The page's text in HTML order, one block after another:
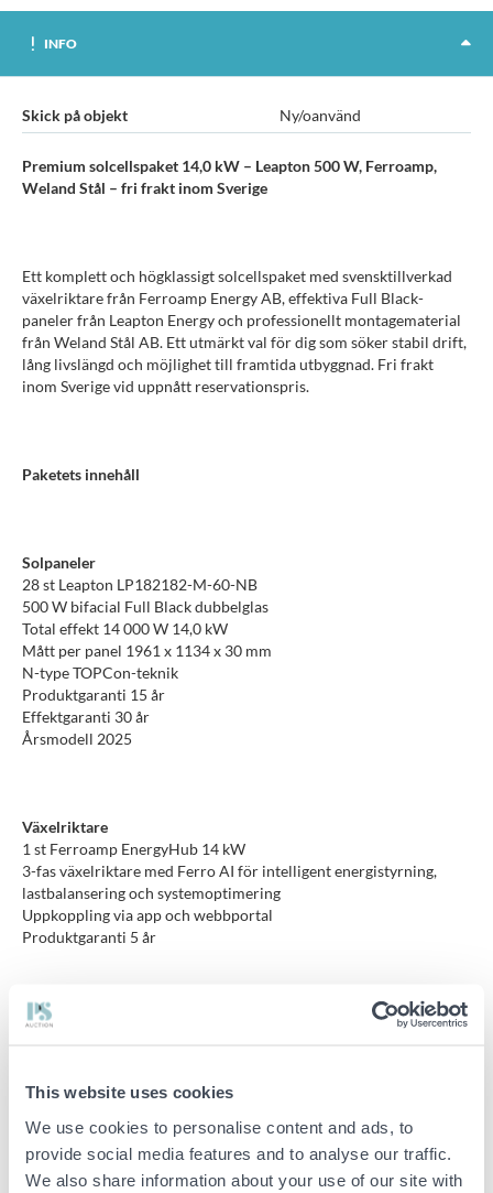
This website uses cookies
We use cookies to personalise content and ads, to
provide social media features and to analyse our traffic.
We also share information about your use of our site with
INFO
Skick på objekt Ny/oanvänd
Premium solcellspaket 14,0 kW – Leapton 500 W, Ferroamp,
Weland Stål – fri frakt inom Sverige
Ett komplett och högklassigt solcellspaket med svensktillverkad
växelriktare från Ferroamp Energy AB, effektiva Full Black-
paneler från Leapton Energy och professionellt montagematerial
från Weland Stål AB. Ett utmärkt val för dig som söker stabil drift,
lång livslängd och möjlighet till framtida utbyggnad. Fri frakt
inom Sverige vid uppnått reservationspris.
Paketets innehåll
Solpaneler
28 st Leapton LP182182-M-60-NB
500 W bifacial Full Black dubbelglas
Total effekt 14 000 W 14,0 kW
Mått per panel 1961 x 1134 x 30 mm
N-type TOPCon-teknik
Produktgaranti 15 år
Effektgaranti 30 år
Årsmodell 2025
Växelriktare
1 st Ferroamp EnergyHub 14 kW
3-fas växelriktare med Ferro AI för intelligent energistyrning,
lastbalansering och systemoptimering
Uppkoppling via app och webbportal
Produktgaranti 5 år
Optimerare och styrning
panelkonfiguration